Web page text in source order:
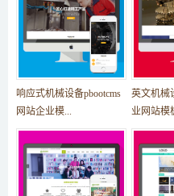
响应式机械设备pbootcms
网站企业模...
英文机械
业网站模